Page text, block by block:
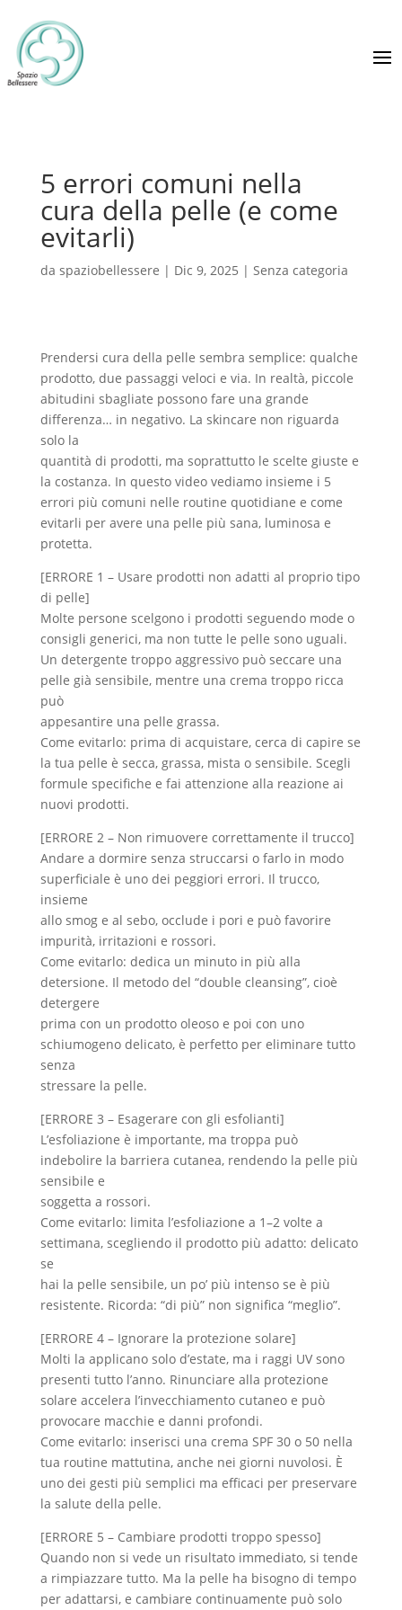
5 errori comuni nella
cura della pelle (e come
evitarli)
da spaziobellessere | Dic 9, 2025 | Senza categoria
Prendersi cura della pelle sembra semplice: qualche
prodotto, due passaggi veloci e via. In realtà, piccole
abitudini sbagliate possono fare una grande
differenza… in negativo. La skincare non riguarda
solo la
quantità di prodotti, ma soprattutto le scelte giuste e
la costanza. In questo video vediamo insieme i 5
errori più comuni nelle routine quotidiane e come
evitarli per avere una pelle più sana, luminosa e
protetta.
[ERRORE 1 – Usare prodotti non adatti al proprio tipo
di pelle]
Molte persone scelgono i prodotti seguendo mode o
consigli generici, ma non tutte le pelle sono uguali.
Un detergente troppo aggressivo può seccare una
pelle già sensibile, mentre una crema troppo ricca
può
appesantire una pelle grassa.
Come evitarlo: prima di acquistare, cerca di capire se
la tua pelle è secca, grassa, mista o sensibile. Scegli
formule specifiche e fai attenzione alla reazione ai
nuovi prodotti.
[ERRORE 2 – Non rimuovere correttamente il trucco]
Andare a dormire senza struccarsi o farlo in modo
superficiale è uno dei peggiori errori. Il trucco,
insieme
allo smog e al sebo, occlude i pori e può favorire
impurità, irritazioni e rossori.
Come evitarlo: dedica un minuto in più alla
detersione. Il metodo del “double cleansing”, cioè
detergere
prima con un prodotto oleoso e poi con uno
schiumogeno delicato, è perfetto per eliminare tutto
senza
stressare la pelle.
[ERRORE 3 – Esagerare con gli esfolianti]
L’esfoliazione è importante, ma troppa può
indebolire la barriera cutanea, rendendo la pelle più
sensibile e
soggetta a rossori.
Come evitarlo: limita l’esfoliazione a 1–2 volte a
settimana, scegliendo il prodotto più adatto: delicato
se
hai la pelle sensibile, un po’ più intenso se è più
resistente. Ricorda: “di più” non significa “meglio”.
[ERRORE 4 – Ignorare la protezione solare]
Molti la applicano solo d’estate, ma i raggi UV sono
presenti tutto l’anno. Rinunciare alla protezione
solare accelera l’invecchiamento cutaneo e può
provocare macchie e danni profondi.
Come evitarlo: inserisci una crema SPF 30 o 50 nella
tua routine mattutina, anche nei giorni nuvolosi. È
uno dei gesti più semplici ma efficaci per preservare
la salute della pelle.
[ERRORE 5 – Cambiare prodotti troppo spesso]
Quando non si vede un risultato immediato, si tende
a rimpiazzare tutto. Ma la pelle ha bisogno di tempo
per adattarsi, e cambiare continuamente può solo